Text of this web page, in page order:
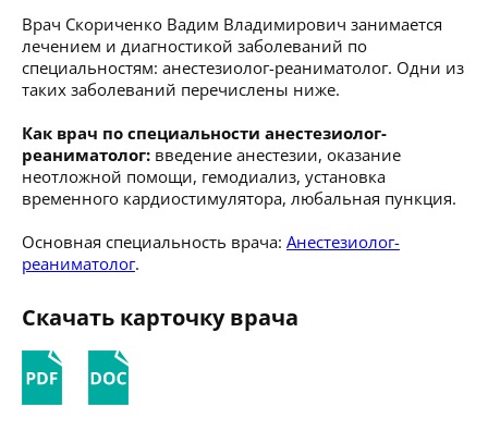
Врач Скориченко Вадим Владимирович занимается
лечением и диагностикой заболеваний по
специальностям: анестезиолог-реаниматолог. Одни из
таких заболеваний перечислены ниже.
Как врач по специальности анестезиолог-
реаниматолог: введение анестезии, оказание
неотложной помощи, гемодиализ, установка
временного кардиостимулятора, любальная пункция.
Основная специальность врача: Анестезиолог-
реаниматолог.
Скачать карточку врача